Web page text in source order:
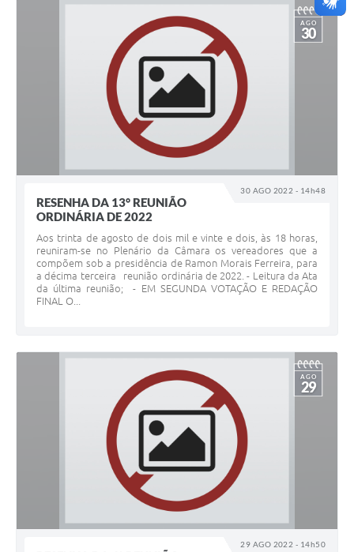
30 AGO 2022 - 14h48
AGO
30
RESENHA DA 13° REUNIÃO
ORDINÁRIA DE 2022
Aos trinta de agosto de dois mil e vinte e dois, às 18 horas,
reuniram-se no Plenário da Câmara os vereadores que a
compõem sob a presidência de Ramon Morais Ferreira, para
a décima terceira reunião ordinária de 2022. - Leitura da Ata
da última reunião; - EM SEGUNDA VOTAÇÃO E REDAÇÃO
FINAL O...
29 AGO 2022 - 14h50
AGO
29